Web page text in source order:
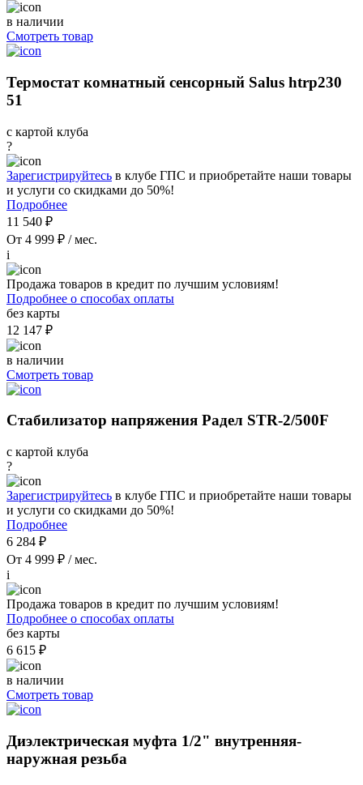
в наличии
Смотреть товар
Термостат комнатный сенсорный Salus htrp230
51
с картой клуба
?
Зарегистрируйтесь в клубе ГПС и приобретайте наши товары
и услуги со скидками до 50%!
Подробнее
11 540 ₽
От 4 999 ₽ / мес.
i
Продажа товаров в кредит по лучшим условиям!
Подробнее о способах оплаты
без карты
12 147 ₽
в наличии
Смотреть товар
Стабилизатор напряжения Радел STR-2/500F
с картой клуба
?
Зарегистрируйтесь в клубе ГПС и приобретайте наши товары
и услуги со скидками до 50%!
Подробнее
6 284 ₽
От 4 999 ₽ / мес.
i
Продажа товаров в кредит по лучшим условиям!
Подробнее о способах оплаты
без карты
6 615 ₽
в наличии
Смотреть товар
Диэлектрическая муфта 1/2" внутренняя-
наружная резьба